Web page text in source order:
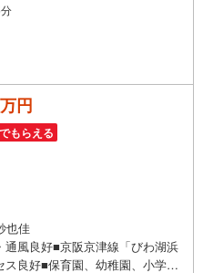
円
もらえる
也佳
通風良好■京阪京津線「びわ湖浜
ス良好■保育園、幼稚園、小学校